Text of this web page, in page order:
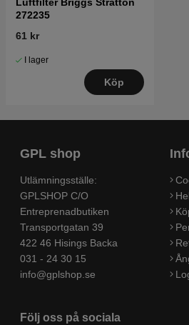
272235
61 kr
I lager
Köp
GPL shop
Utlämningsställe:
GPLSHOP C/O
Entreprenadbutiken
Transportgatan 39
422 46 Hisings Backa
031 - 24 30 15
info@gplshop.se
Följ oss på sociala